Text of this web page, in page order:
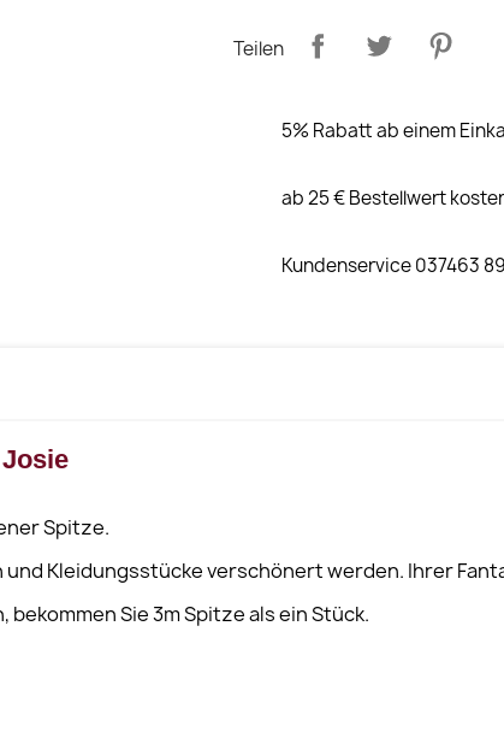
Teilen
5% Rabatt ab einem
ab 25 € Bestellwert
Kundenservice 037463
Spitze.
und Kleidungsstücke verschönert werden. Ihrer
bekommen Sie 3m Spitze als ein Stück.